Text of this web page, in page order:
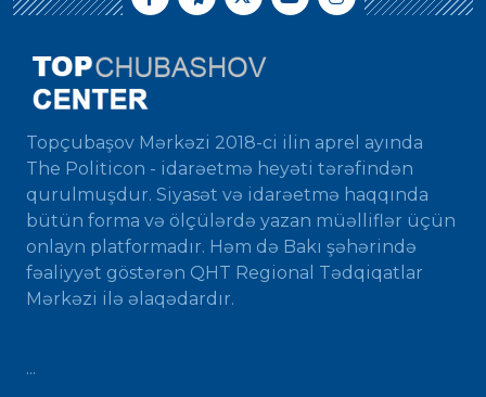
Topçubaşov Mərkəzi 2018-ci ilin aprel ayında
The Politicon - idarəetmə heyəti tərəfindən
qurulmuşdur. Siyasət və idarəetmə haqqında
bütün forma və ölçülərdə yazan müəlliflər üçün
onlayn platformadır. Həm də Bakı şəhərində
fəaliyyət göstərən QHT Regional Tədqiqatlar
Mərkəzi ilə əlaqədardır.
...